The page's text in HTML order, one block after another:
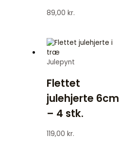
89,00kr.
Julepynt
Flettet
julehjerte 6cm
– 4 stk.
119,00kr.